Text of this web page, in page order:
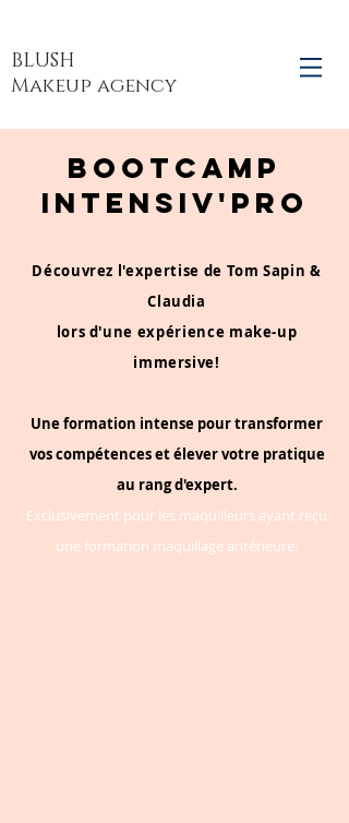
BLUSH
Makeup agency
bootcamp
INTENSIv'pro
Découvrez l'expertise de Tom Sapin &
Claudia
lors d'une expérience make-up
immersive!
Une formation intense pour transformer
vos compétences et élever votre pratique
au rang d'expert.
Exclusivement pour les maquilleurs ayant reçu
une formation maquillage antérieure.